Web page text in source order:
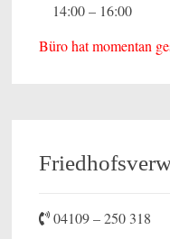
14:00 – 16:00
Büro hat momentan
04109 – 250 318